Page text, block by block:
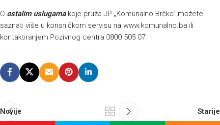
O ostalim uslugamakoje pruža JP „Komunalno Brčko“ možete
saznati više u korisničkom servisu na www.komunalno.ba ili
kontaktiranjem Pozivnog centra 0800 505 07.
Novije Starije